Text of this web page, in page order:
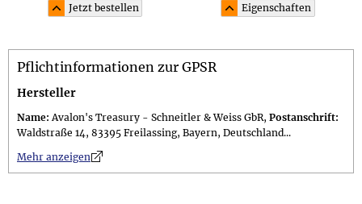
Jetzt bestellen Eigenschaften
Material: Perlen in Gelb bis hin zu Schwarz aus
unbehandeltem baltischen Bernstein; die Perlenkette auf
Lieferumfang: im 10,0 x 7,5 cm großen attraktiven
Schmuckbeutel; Geschenkset (gegen Aufpreis erhältlich)
in einer 11,0 x 11,0 x 3,0 cm großen schwarzen
Geschenkschachtel mit Tufting-Zierband "Bernstein"
Pflichtinformationen zur GPSR
Hersteller
Name: Avalon's Treasury - Schneitler & Weiss GbR, Postanschrift:
Waldstraße 14, 83395 Freilassing, Bayern, Deutschland...
Mehr anzeigenn